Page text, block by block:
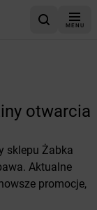
MENU
otwarcia
sklepu Żabka
Aktualne
promocje,